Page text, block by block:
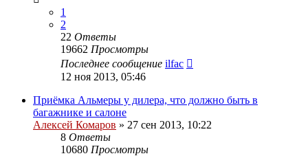
1
2
22 Ответы
19662 Просмотры
Последнее сообщение ilfac
12 ноя 2013, 05:46
Приёмка Альмеры у дилера, что должно быть в
багажнике и салоне
Алексей Комаров » 27 сен 2013, 10:22
8 Ответы
10680 Просмотры